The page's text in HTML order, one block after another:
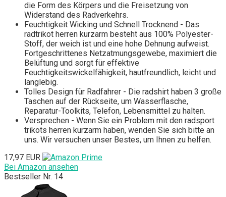
die Form des Körpers und die Freisetzung von
Widerstand des Radverkehrs.
Feuchtigkeit Wicking und Schnell Trocknend - Das
radtrikot herren kurzarm besteht aus 100% Polyester-
Stoff, der weich ist und eine hohe Dehnung aufweist.
Fortgeschrittenes Netzatmungsgewebe, maximiert die
Belüftung und sorgt für effektive
Feuchtigkeitswickelfähigkeit, hautfreundlich, leicht und
langlebig.
Tolles Design für Radfahrer - Die radshirt haben 3 große
Taschen auf der Rückseite, um Wasserflasche,
Reparatur-Toolkits, Telefon, Lebensmittel zu halten.
Versprechen - Wenn Sie ein Problem mit den radsport
trikots herren kurzarm haben, wenden Sie sich bitte an
uns. Wir versuchen unser Bestes, um Ihnen zu helfen.
17,97 EUR
Bei Amazon ansehen
Bestseller Nr. 14